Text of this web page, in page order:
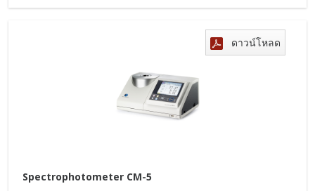
Spectrophotometer CM-5
ดาวน์โหลด